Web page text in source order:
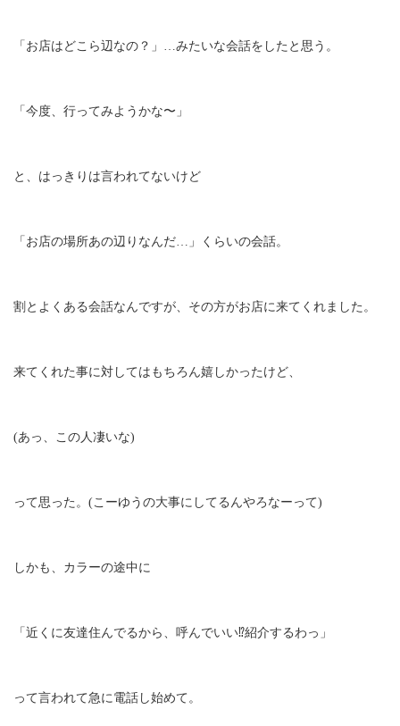
「お店はどこら辺なの？」…みたいな会話をしたと思う。
「今度、行ってみようかな〜」
と、はっきりは言われてないけど
「お店の場所あの辺りなんだ…」くらいの会話。
割とよくある会話なんですが、その方がお店に来てくれました。
来てくれた事に対してはもちろん嬉しかったけど、
(あっ、この人凄いな)
って思った。(こーゆうの大事にしてるんやろなーって)
しかも、カラーの途中に
「近くに友達住んでるから、呼んでいい⁉︎紹介するわっ」
って言われて急に電話し始めて。